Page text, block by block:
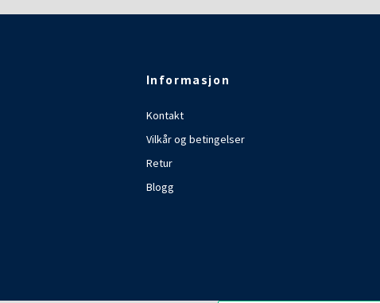
Informasjon
Kontakt
Vilkår og betingelser
Retur
Blogg